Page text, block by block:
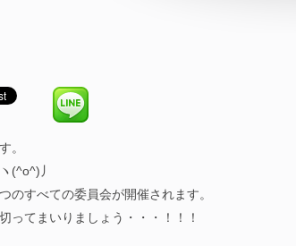
。
(^o^)丿
のすべての委員会が開催されます。
ってまいりましょう・・・！！！